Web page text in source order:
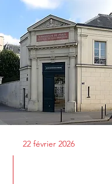
22 février 2026